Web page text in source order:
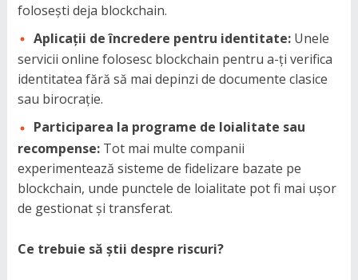
folosești deja blockchain.
Aplicații de încredere pentru identitate:Unele
servicii online folosesc blockchain pentru a-ți verifica
identitatea fără să mai depinzi de documente clasice
sau birocrație.
Participarea la programe de loialitate sau
recompense:Tot mai multe companii
experimentează sisteme de fidelizare bazate pe
blockchain, unde punctele de loialitate pot fi mai ușor
de gestionat și transferat.
Ce trebuie să știi despre riscuri?